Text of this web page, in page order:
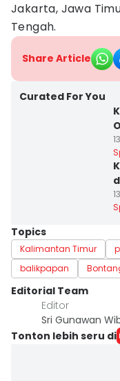
Jakarta, Jawa
Tengah.
Share Article
Curated For You
Topics
Kalimantan Timur
balikpapan
Editorial Team
Editor
Sri Gunawan
Tonton lebih seru di